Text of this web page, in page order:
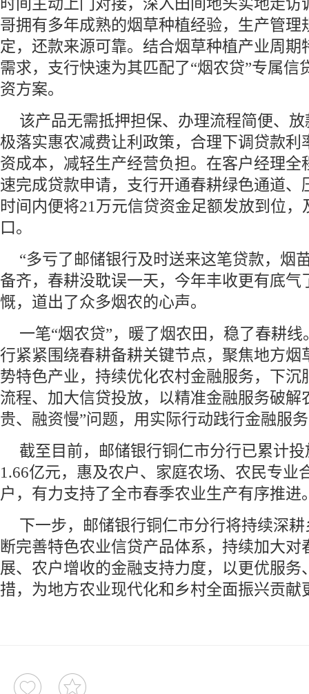
哥拥有多年成熟的烟草种植经验，生产管理
定，还款来源可靠。结合烟草种植产业周期
需求，支行快速为其匹配了“烟农贷”专属信
资方案。
该产品无需抵押担保、办理流程简便、
极落实惠农减费让利政策，合理下调贷款利
资成本，减轻生产经营负担。在客户经理全
速完成贷款申请，支行开通春耕绿色通道、
时间内便将21万元信贷资金足额发放到位
口。
“多亏了邮储银行及时送来这笔贷款，烟
备齐，春耕没耽误一天，今年丰收更有底气
慨，道出了众多烟农的心声。
一笔“烟农贷”，暖了烟农田，稳了春耕
行紧紧围绕春耕备耕关键节点，聚焦地方烟
势特色产业，持续优化农村金融服务，下沉
流程、加大信贷投放，以精准金融服务破解
贵、融资慢”问题，用实际行动践行金融服
截至目前，邮储银行铜仁市分行已累计
1.66亿元，惠及农户、家庭农场、农民专业
户，有力支持了全市春季农业生产有序推进
下一步，邮储银行铜仁市分行将持续深
断完善特色农业信贷产品体系，持续加大对
展、农户增收的金融支持力度，以更优服务
措，为地方农业现代化和乡村全面振兴贡献